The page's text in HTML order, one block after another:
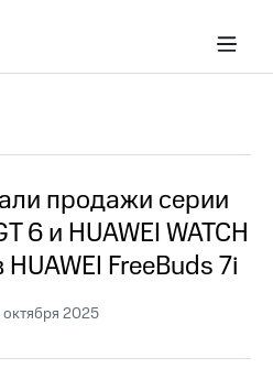
продажи серии
6 и HUAWEI WATCH
FreeBuds 7i
октября 2025